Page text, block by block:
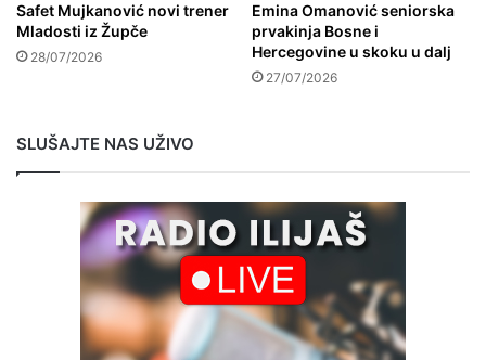
Safet Mujkanović novi trener
Mladosti iz Župče
28/07/2026
Emina Omanović seniorska
prvakinja Bosne i
Hercegovine u skoku u dalj
27/07/2026
SLUŠAJTE NAS UŽIVO